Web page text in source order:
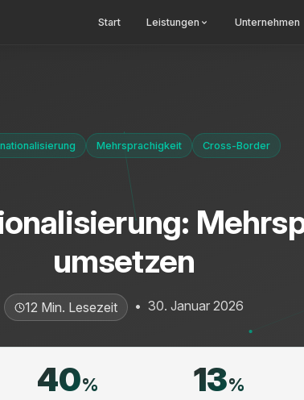
Start Leistungen Unternehmen
Mehrsprachigkeit Cross-Border
umsetzen
12 Min. Lesezeit • 30. Januar 2026
40% 13%